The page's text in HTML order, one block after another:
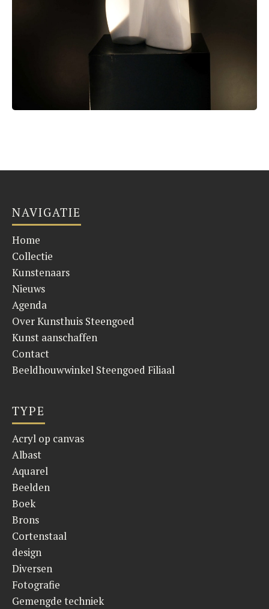
NAVIGATIE
Home
Collectie
Kunstenaars
Nieuws
Agenda
Over Kunsthuis Steengoed
Kunst aanschaffen
Contact
Beeldhouwwinkel Steengoed Filiaal
TYPE
Acryl op canvas
Albast
Aquarel
Beelden
Boek
Brons
Cortenstaal
design
Diversen
Fotografie
Gemengde techniek